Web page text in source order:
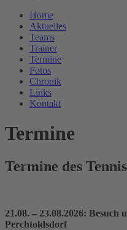
Home
Aktuelles
Teams
Trainer
Termine
Fotos
Chronik
Links
Kontakt
Termine
Termine des
21.08. – 23.08.2026: Besuch
Perchtoldsdorf